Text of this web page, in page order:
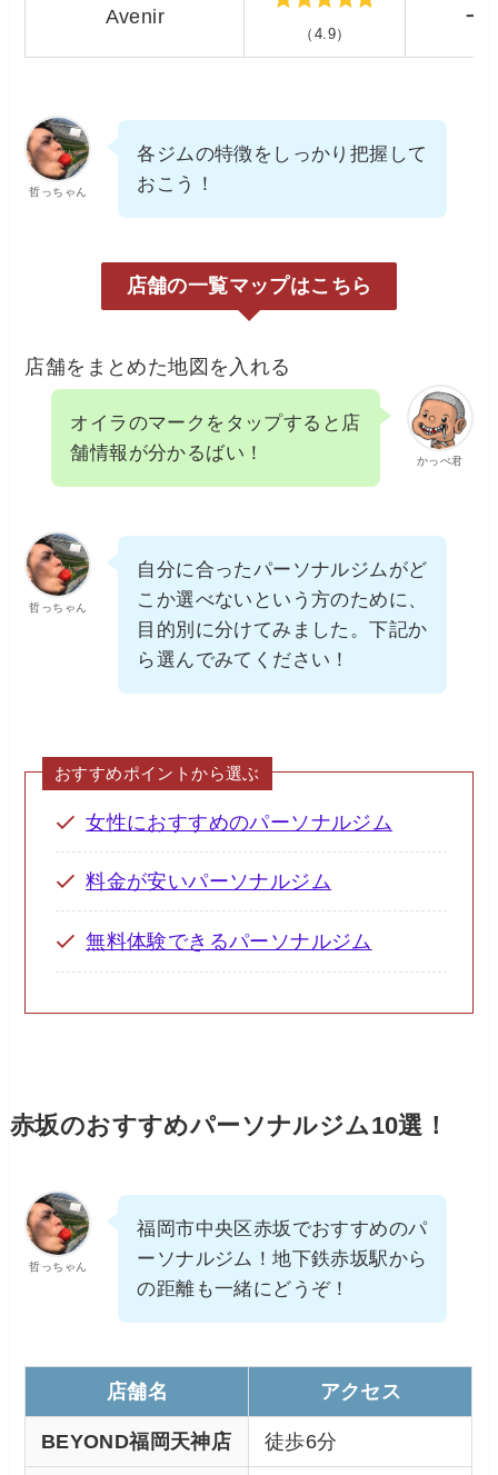
Avenir
（4.9）
ー
哲っちゃん
各ジムの特徴をしっかり把握して
おこう！
店舗の一覧マップはこちら
店舗をまとめた地図を入れる
かっぺ君
オイラのマークをタップすると店
舗情報が分かるばい！
哲っちゃん
自分に合ったパーソナルジムがど
こか選べないという方のために、
目的別に分けてみました。下記か
ら選んでみてください！
おすすめポイントから選ぶ
女性におすすめのパーソナルジム
料金が安いパーソナルジム
無料体験できるパーソナルジム
赤坂のおすすめパーソナルジム10選！
哲っちゃん
福岡市中央区赤坂でおすすめのパ
ーソナルジム！地下鉄赤坂駅から
の距離も一緒にどうぞ！
店舗名 アクセス
BEYOND福岡天神店 徒歩6分